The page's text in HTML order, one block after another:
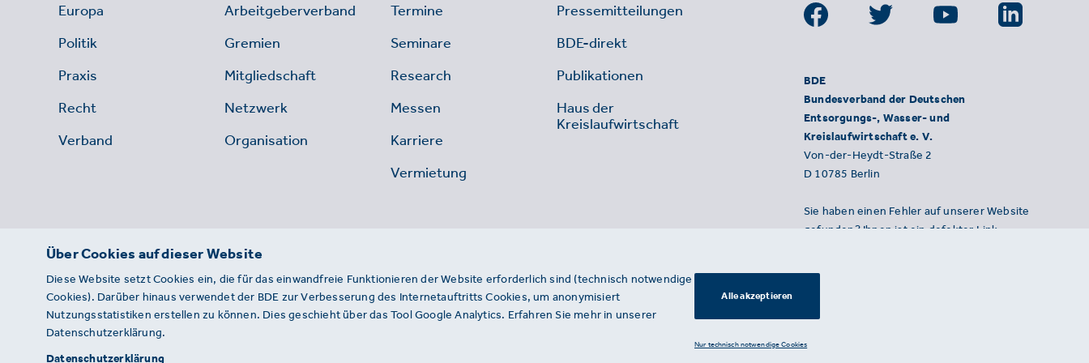
Europa
Politik
Praxis
Recht
Verband
Arbeitgeberverband
Gremien
Mitgliedschaft
Netzwerk
Organisation
Termine
Seminare
Research
Messen
Karriere
Vermietung
Pressemitteilungen
BDE-direkt
Publikationen
Haus der
Kreislaufwirtschaft
BDE
Bundesverband der Deutschen
Entsorgungs-, Wasser- und
Kreislaufwirtschaft e. V.
Von-der-Heydt-Straße 2
D 10785 Berlin
Sie haben einen Fehler auf unserer Website
gefunden? Ihnen ist ein defekter Link
© 2026 · BDE
Über Cookies auf dieser Website
Diese Website setzt Cookies ein, die für das einwandfreie Funktionieren der Website erforderlich sind (technisch notwendige
Cookies). Darüber hinaus verwendet der BDE zur Verbesserung des Internetauftritts Cookies, um anonymisiert
Nutzungsstatistiken erstellen zu können. Dies geschieht über das Tool Google Analytics. Erfahren Sie mehr in unserer
Datenschutzerklärung.
Datenschutzerklärung
Alle akzeptieren
Nur technisch notwendige Cookies